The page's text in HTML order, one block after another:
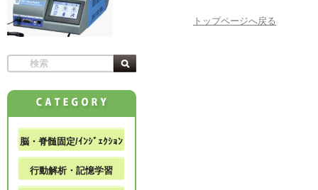
トップページへ戻る
脳・脊髄固定/ｲﾝｼﾞｪｸｼｮﾝ
行動解析・記憶学習